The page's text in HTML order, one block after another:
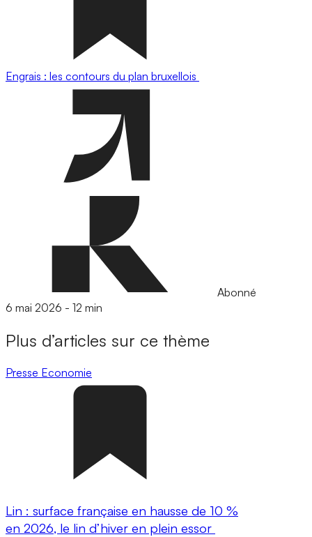
Engrais : les contours du plan bruxellois
Abonné
6 mai 2026 - 12 min
Plus d’articles sur ce thème
Presse Economie
Lin : surface française en hausse de 10 %
en 2026, le lin d’hiver en plein essor